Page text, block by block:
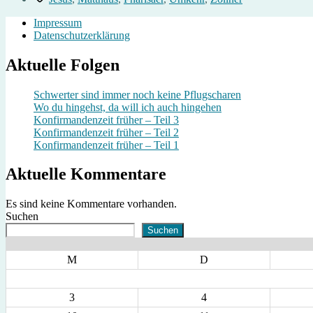
Geschichte“
Impressum
Datenschutzerklärung
Aktuelle Folgen
Schwerter sind immer noch keine Pflugscharen
Wo du hingehst, da will ich auch hingehen
Konfirmandenzeit früher – Teil 3
Konfirmandenzeit früher – Teil 2
Konfirmandenzeit früher – Teil 1
Aktuelle Kommentare
Es sind keine Kommentare vorhanden.
Suchen
Suchen
M
D
3
4